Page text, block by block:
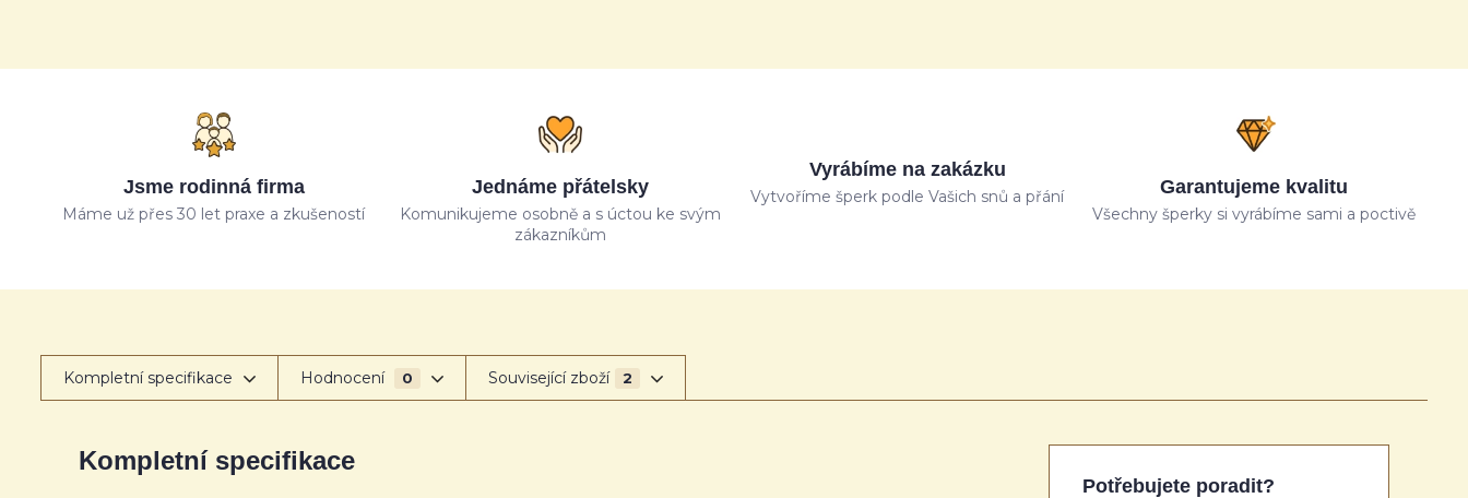
Jsme rodinná firma
Máme už přes 30 let praxe a zkušeností
Jednáme přátelsky
Komunikujeme osobně a s úctou ke svým
zákazníkům
Vyrábíme na zakázku
Vytvoříme šperk podle Vašich snů a přání Garantujeme kvalitu
Všechny šperky si vyrábíme sami a poctivě
Kompletní specifikace Hodnocení 0 Související zboží 2
Kompletní specifikace
Potřebujete poradit?